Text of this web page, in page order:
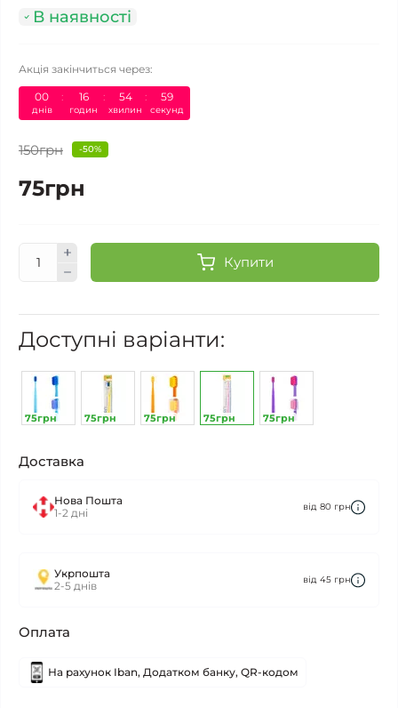
В наявності
Акція закінчиться через:
00
днів
: 16
годин
: 54
хвилин
: 59
секунд
150грн -50%
75грн
Купити
Доступні варіанти:
75грн 75грн 75грн 75грн 75грн
Доставка
Нова Пошта
1-2 дні
від 80 грн
Укрпошта
2-5 днів
від 45 грн
Оплата
На рахунок Iban, Додатком банку, QR-кодом